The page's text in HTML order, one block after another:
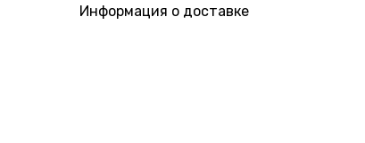
Информация о доставке